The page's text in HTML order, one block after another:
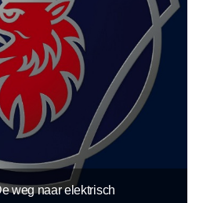
weg naar elektrisch